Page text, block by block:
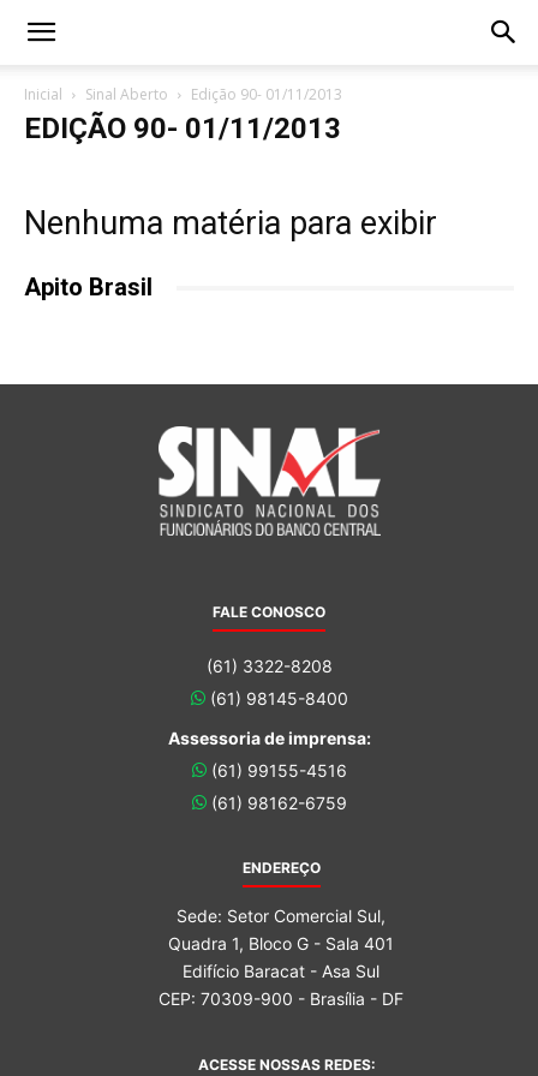
Inicial Sinal Aberto Edição 90- 01/11/2013
EDIÇÃO 90- 01/11/2013
Nenhuma matéria para exibir
Apito Brasil
FALE CONOSCO
(61) 3322-8208
(61) 98145-8400
Assessoria de imprensa:
(61) 99155-4516
(61) 98162-6759
ENDEREÇO
Sede: Setor Comercial Sul,
Quadra 1, Bloco G - Sala 401
Edifício Baracat - Asa Sul
CEP: 70309-900 - Brasília - DF
ACESSE NOSSAS REDES: